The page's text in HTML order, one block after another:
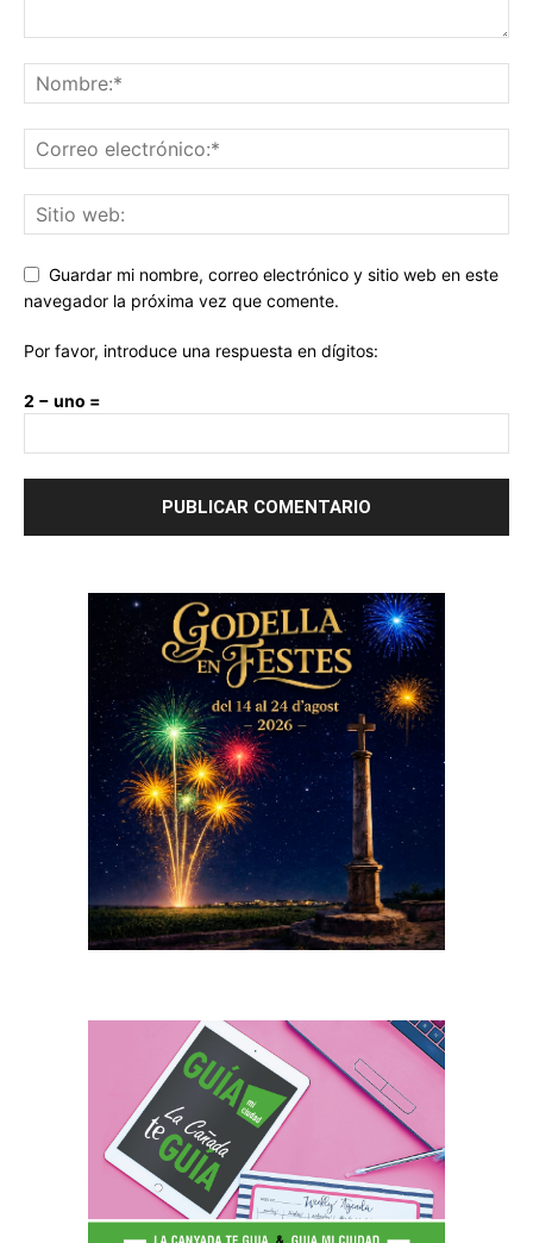
Guardar mi nombre, correo electrónico y sitio web en este
navegador la próxima vez que comente.
Por favor, introduce una respuesta en dígitos:
2 − uno =